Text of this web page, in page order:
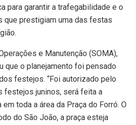
para garantir a trafegabilidade e o
prestigiam uma das festas
e Manutenção (SOMA),
que o planejamento foi pensado
festejos. “Foi autorizado pelo
festejos juninos, será feita a
toda a área da Praça do Forró. O
do São João, a praça esteja